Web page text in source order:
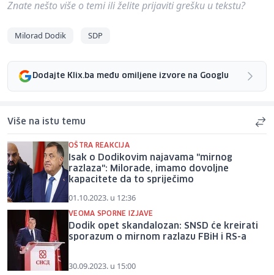
Znate nešto više o temi ili želite prijaviti grešku u tekstu?
Milorad Dodik SDP
Dodajte Klix.ba među omiljene izvore na Googlu
Više na istu temu
OŠTRA REAKCIJA
Isak o Dodikovim najavama "mirnog
razlaza": Milorade, imamo dovoljne
kapacitete da to spriječimo
01.10.2023. u 12:36
VEOMA SPORNE IZJAVE
Dodik opet skandalozan: SNSD će kreirati
sporazum o mirnom razlazu FBiH i RS-a
30.09.2023. u 15:00